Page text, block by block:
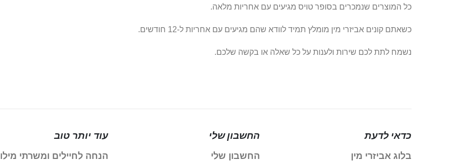
כל המוצרים שנמכרים בסופר טויס מגיעים עם אחריות מלאה.
כשאתם קונים אביזרי מין מומלץ תמיד לוודא שהם מגיעים עם אחריות ל-12 חודשים.
נשמח לתת לכם שירות ולענות על כל שאלה או בקשה שלכם.
כדאי לדעת
בלוג אביזרי מין
החשבון שלי
החשבון שלי
עוד יותר טוב
הנחה לחיילים ומשרתי